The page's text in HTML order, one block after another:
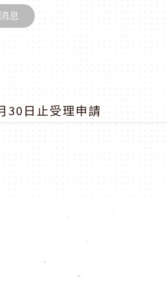
息
30日止受理申請